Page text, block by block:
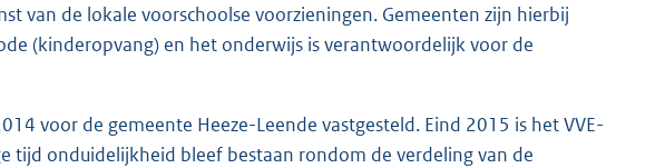
van de lokale voorschoolse voorzieningen. Gemeenten zijn hierbij
(kinderopvang) en het onderwijs is verantwoordelijk voor de
voor de gemeente Heeze-Leende vastgesteld. Eind 2015 is het VVE-
tijd onduidelijkheid bleef bestaan rondom de verdeling van de